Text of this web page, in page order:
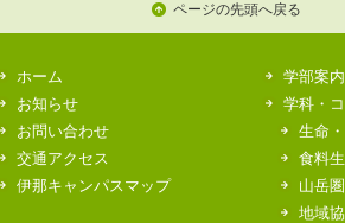
ページの先頭へ戻る
ホーム
お知らせ
お問い合わせ
交通アクセス
伊那キャンパスマップ
学部案内
学科・
生命
食料
山岳
地域